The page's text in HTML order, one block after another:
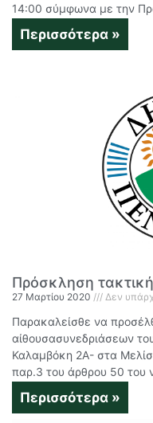
14:00 σύμφωνα με την
Περισσότερα »
Πρόσκληση
27 Μαρτίου 2020 Δεν
Παρακαλείσθε να
αίθουσασυνεδριάσεων
Καλαμβόκη 2Α- στα
παρ.3 του άρθρου 50 του
Περισσότερα »